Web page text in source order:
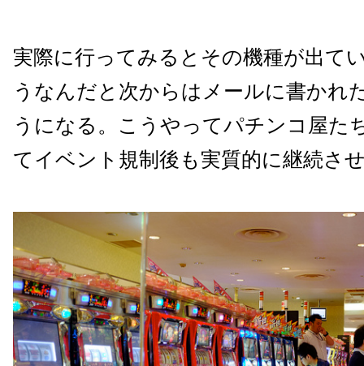
実際に行ってみるとその機種が出て
うなんだと次からはメールに書かれ
うになる。こうやってパチンコ屋た
てイベント規制後も実質的に継続さ